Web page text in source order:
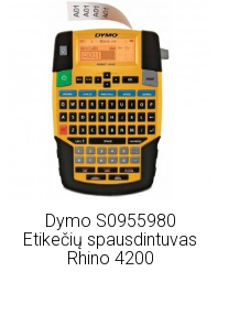
Dymo S0955980
Etikečių spausdintuvas
Rhino 4200